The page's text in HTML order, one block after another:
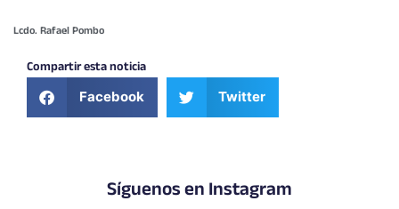
Lcdo. Rafael Pombo
Compartir esta noticia
Facebook Twitter
Síguenos en Instagram